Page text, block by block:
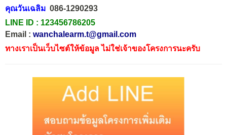
คุณวันเฉลิม 086-1290293
LINE ID : 123456786205
Email : wanchalearm.t@gmail.com
ทางเราเป็นเว็บไซต์ให้ข้อมูล ไม่ใช่เจ้าของโครงการนะครับ